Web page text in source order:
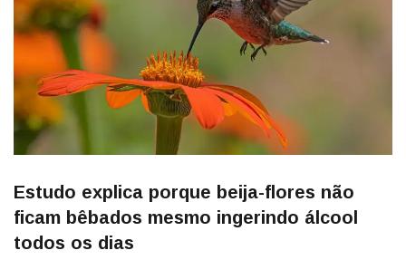
Estudo explica porque beija-flores não
ficam bêbados mesmo ingerindo álcool
todos os dias